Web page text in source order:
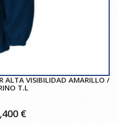
ALTA VISIBILIDAD AMARILLO /
T.L
€